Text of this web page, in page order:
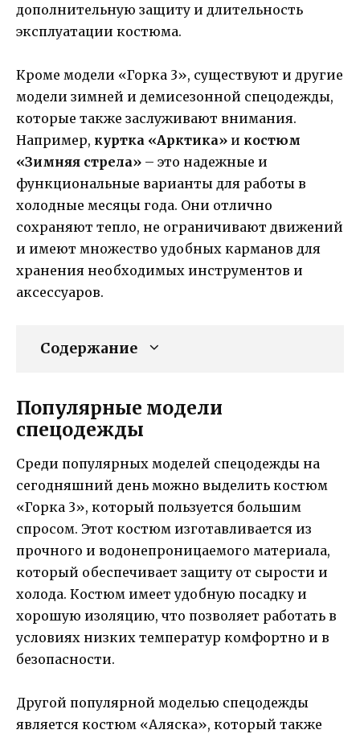
дополнительную защиту и длительность
эксплуатации костюма.
Кроме модели «Горка 3», существуют и другие
модели зимней и демисезонной спецодежды,
которые также заслуживают внимания.
Например, куртка «Арктика» и костюм
«Зимняя стрела» – это надежные и
функциональные варианты для работы в
холодные месяцы года. Они отлично
сохраняют тепло, не ограничивают движений
и имеют множество удобных карманов для
хранения необходимых инструментов и
аксессуаров.
Содержание
Популярные модели
спецодежды
Среди популярных моделей спецодежды на
сегодняшний день можно выделить костюм
«Горка 3», который пользуется большим
спросом. Этот костюм изготавливается из
прочного и водонепроницаемого материала,
который обеспечивает защиту от сырости и
холода. Костюм имеет удобную посадку и
хорошую изоляцию, что позволяет работать в
условиях низких температур комфортно и в
безопасности.
Другой популярной моделью спецодежды
является костюм «Аляска», который также